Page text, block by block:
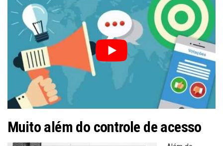
Muito além do controle de acesso